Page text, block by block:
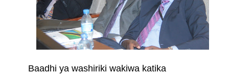
Baadhi ya washiriki wakiwa katika